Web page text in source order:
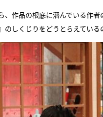
、作品の根底に潜んでいる作
のしくじりをどうとらえている